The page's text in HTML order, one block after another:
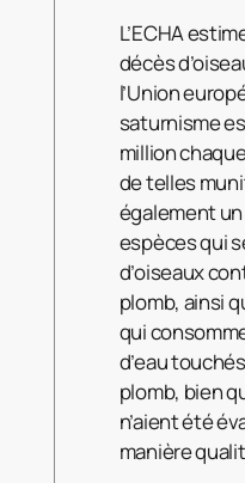
L’ECHA
décès
l’Union
saturnisme
million
de telles
également
espèces qui
d’oiseaux
plomb, ainsi
qui
d’eau
plomb, bien
n’aient été
manière